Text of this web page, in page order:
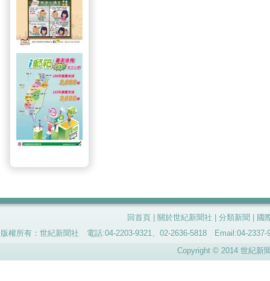
回首頁 關於世紀新聞社 分類新聞
國
版權所有：世紀新聞社 電話:04-2203-9321、02-2636-5818 Email:04-
Copyright © 2014 世紀新